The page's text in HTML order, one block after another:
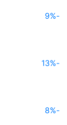
-9%
-13%
-8%